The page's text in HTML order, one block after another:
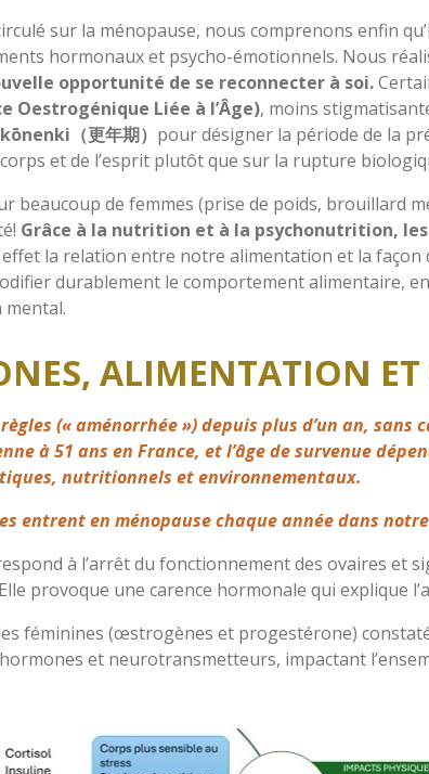
sur la ménopause, nous comprenons enfin
hormonaux et psycho-émotionnels. Nous
opportunité de se reconnecter à soi.
Oestrogénique Liée à l’Âge), moins
kōnenki（更年期） pour désigner la période de la
et de l’esprit plutôt que sur la rupture
beaucoup de femmes (prise de poids, brouillard
Grâce à la nutrition et à la psychonutrition,
la relation entre notre alimentation et la façon
durablement le comportement alimentaire,
mental.
ALIMENTATION ET
(« aménorrhée ») depuis plus d’un an,
à 51 ans en France, et l’âge de survenue
nutritionnels et environnementaux.
entrent en ménopause chaque année dans
à l’arrêt du fonctionnement des ovaires et
provoque une carence hormonale qui explique
féminines (œstrogènes et progestérone)
et neurotransmetteurs, impactant